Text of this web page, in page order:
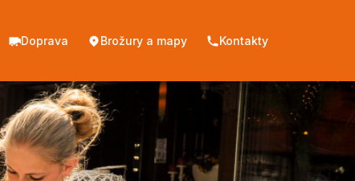
Doprava Brožury a mapy Kontakty